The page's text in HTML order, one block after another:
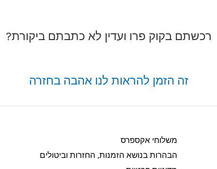
רכשתם בקוק פרו ועדין לא כתבתם ביקורת?
זה הזמן להראות לנו אהבה בחזרה
משלוחי אקספרס
הבהרות בנושא הזמנות, החזרות וביטולים​